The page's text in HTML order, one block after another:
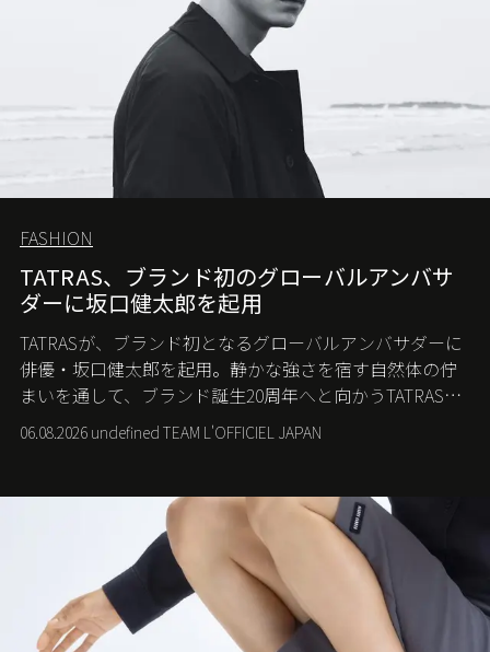
FASHION
TATRAS、ブランド初のグローバルアンバサ
ダーに坂口健太郎を起用
TATRASが、ブランド初となるグローバルアンバサダーに
俳優・坂口健太郎を起用。静かな強さを宿す自然体の佇
まいを通して、ブランド誕生20周年へと向かうTATRASの
新たなストーリーを発信する。
06.08.2026 undefined TEAM L'OFFICIEL JAPAN